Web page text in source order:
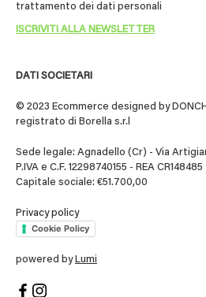
DATI SOCIETARI
© 2023 Ecommerce designed by
registrato di Borella s.r.l
Sede legale: Agnadello (Cr) - Via
P.IVA e C.F. 12298740155 - REA CR148485
Capitale sociale: €51.700,00
Privacy policy
Cookie Policy
powered by Lumi
trattamento dei dati personali